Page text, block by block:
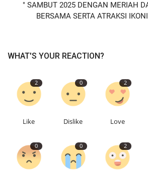
" SAMBUT 2025 DENGAN MERIAH
BERSAMA SERTA ATRAKSI
WHAT'S YOUR REACTION?
2
Like
0
Dislike
2
Love
0 0 2